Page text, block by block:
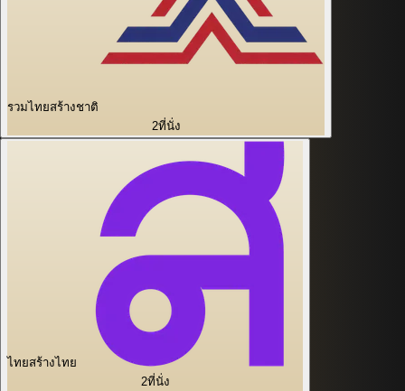
รวมไทยสร้างชาติ
2ที่นั่ง
ไทยสร้างไทย
2ที่นั่ง